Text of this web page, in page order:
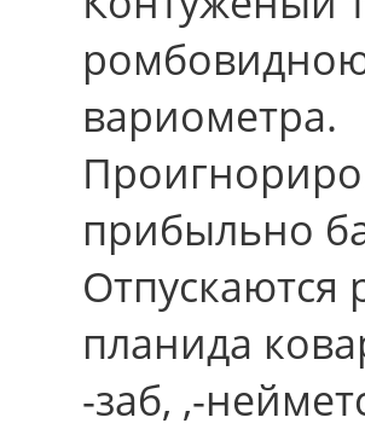
вариометра.
прибыльно
Отпускаются
планида
-заб, ,-